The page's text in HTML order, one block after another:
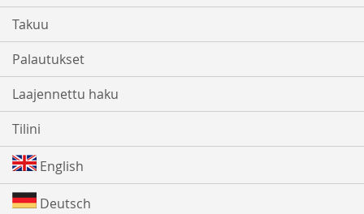
Takuu
Palautukset
Laajennettu haku
Tilini
English
Deutsch